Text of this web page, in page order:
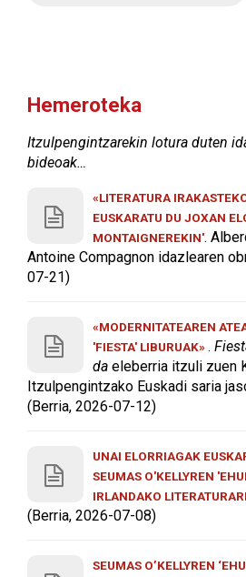
Hemeroteka
Itzulpengintzarekin lotura duten
bideoak…
«LITERATURA
EUSKARATU DU JOXAN
MONTAIGNEREKIN'.
Antoine Compagnon idazlearen
07-21)
«MODERNITATEAREN
'FIESTA' LIBURUAK».
da eleberria itzuli zuen
Itzulpengintzako Euskadi saria
(Berria, 2026-07-12)
UNAI ELORRIAGAK
SEUMAS O'KELLYREN
IRLANDAKO
(Berria, 2026-07-08)
SEUMAS O’KELLYREN